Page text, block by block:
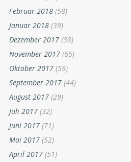
Februar 2018 (58)
Januar 2018 (39)
Dezember 2017 (38)
November 2017 (65)
Oktober 2017 (59)
September 2017 (44)
August 2017 (29)
Juli 2017 (32)
Juni 2017 (71)
Mai 2017 (52)
April 2017 (51)